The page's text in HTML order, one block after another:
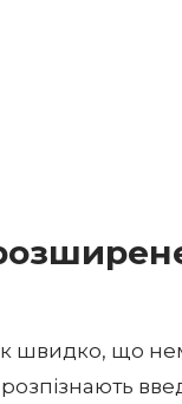
швидко, що